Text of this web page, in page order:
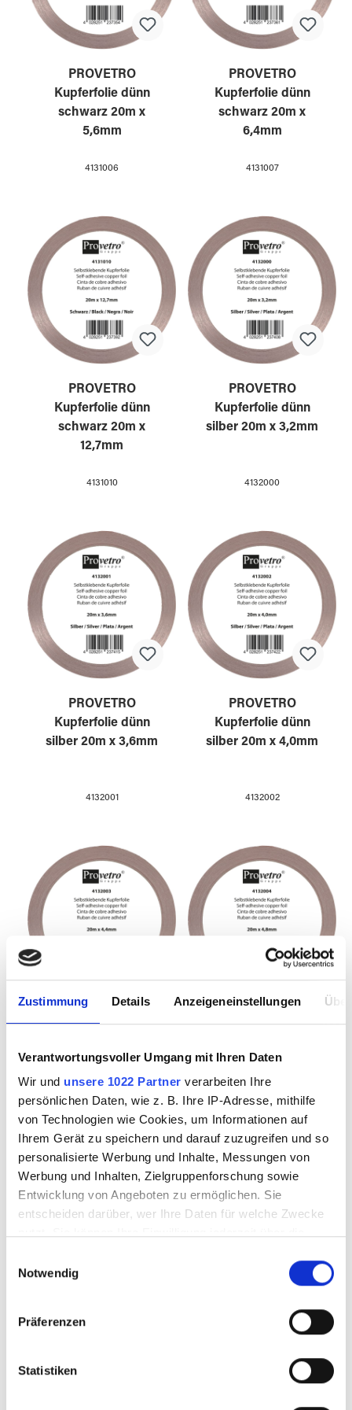
Zustimmung Details Anzeigeneinstellungen
Verantwortungsvoller Umgang mit Ihren Daten
Wir und unsere 1022 Partner verarbeiten Ihre
persönlichen Daten, wie z. B. Ihre IP-Adresse, mithilfe
von Technologien wie Cookies, um Informationen auf
Ihrem Gerät zu speichern und darauf zuzugreifen und so
personalisierte Werbung und Inhalte, Messungen von
Werbung und Inhalten, Zielgruppenforschung sowie
Entwicklung von Angeboten zu ermöglichen. Sie
entscheiden darüber, wer Ihre Daten für welche Zwecke
Trigger Symbol ändern oder widerrufen
Informationen über Ihre geografische Lage
können
bestimmten Merkmalen (Fingerprinting) identifizieren
Notwendig
Präferenzen
Statistiken
PROVETRO
Kupferfolie dünn
schwarz 20m x
5,6mm
4131006
PROVETRO
Kupferfolie dünn
schwarz 20m x
6,4mm
4131007
PROVETRO
Kupferfolie dünn
schwarz 20m x
12,7mm
4131010
PROVETRO
Kupferfolie dünn
silber 20m x 3,2mm
4132000
PROVETRO
Kupferfolie dünn
silber 20m x 3,6mm
4132001
PROVETRO
Kupferfolie dünn
silber 20m x 4,0mm
4132002
silber 20m x 4,4mm
silber 20m x 4,8mm
silber 20m x 5,2mm
PROVETRO
silber 20m x 5,6mm